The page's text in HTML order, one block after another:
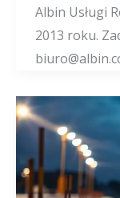
Albin Usługi
2013 roku.